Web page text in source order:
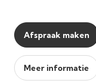
Afspraak maken
Meer informatie